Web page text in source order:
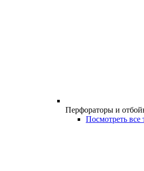
Перфораторы и
Посмотреть все